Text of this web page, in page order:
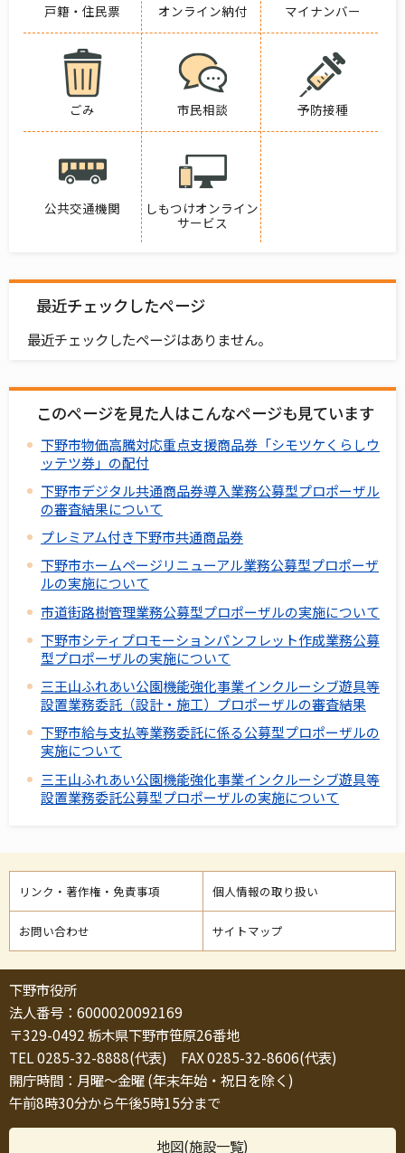
戸籍・住民票 オンライン納付 マイナンバー
ごみ 市民相談 予防接種
公共交通機関
しもつけオンライン
サービス
最近チェックしたページ
最近チェックしたページはありません。
このページを見た人はこんなページも見ています
下野市物価高騰対応重点支援商品券「シモツケくらしウ
ッテツ券」の配付
下野市デジタル共通商品券導入業務公募型プロポーザル
の審査結果について
プレミアム付き下野市共通商品券
下野市ホームページリニューアル業務公募型プロポーザ
ルの実施について
市道街路樹管理業務公募型プロポーザルの実施について
下野市シティプロモーションパンフレット作成業務公募
型プロポーザルの実施について
三王山ふれあい公園機能強化事業インクルーシブ遊具等
設置業務委託（設計・施工）プロポーザルの審査結果
下野市給与支払等業務委託に係る公募型プロポーザルの
実施について
三王山ふれあい公園機能強化事業インクルーシブ遊具等
設置業務委託公募型プロポーザルの実施について
リンク・著作権・免責事項 個人情報の取り扱い
お問い合わせ サイトマップ
下野市役所
法人番号：6000020092169
〒329-0492 栃木県下野市笹原26番地
TEL 0285-32-8888(代表) FAX 0285-32-8606(代表)
開庁時間：月曜～金曜 (年末年始・祝日を除く)
午前8時30分から午後5時15分まで
地図(施設一覧)